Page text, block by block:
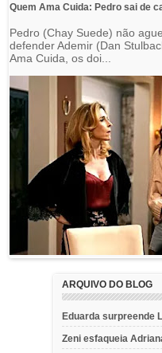
Quem Ama Cuida: Pedro sai de
Pedro (Chay Suede) não
defender Ademir (Dan
Ama Cuida, os doi...
ARQUIVO DO BLOG
Eduarda surpreende
Zeni esfaqueia